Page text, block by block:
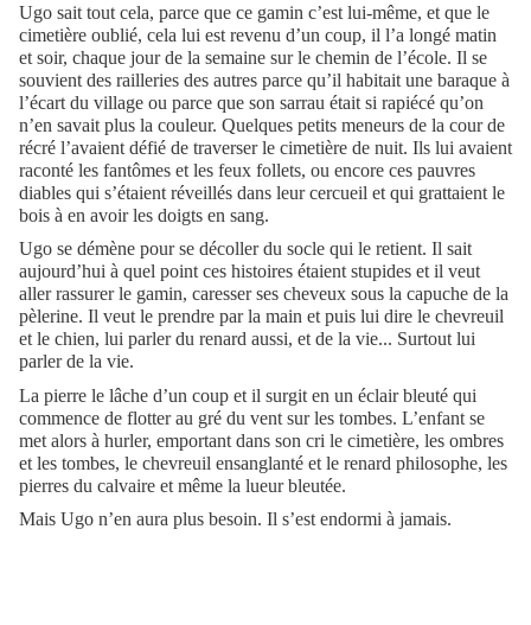
Ugo sait tout cela, parce que ce gamin c’est lui-même, et que le
cimetière oublié, cela lui est revenu d’un coup, il l’a longé matin
et soir, chaque jour de la semaine sur le chemin de l’école. Il se
souvient des railleries des autres parce qu’il habitait une baraque à
l’écart du village ou parce que son sarrau était si rapiécé qu’on
n’en savait plus la couleur. Quelques petits meneurs de la cour de
récré l’avaient défié de traverser le cimetière de nuit. Ils lui avaient
raconté les fantômes et les feux follets, ou encore ces pauvres
diables qui s’étaient réveillés dans leur cercueil et qui grattaient le
bois à en avoir les doigts en sang.
Ugo se démène pour se décoller du socle qui le retient. Il sait
aujourd’hui à quel point ces histoires étaient stupides et il veut
aller rassurer le gamin, caresser ses cheveux sous la capuche de la
pèlerine. Il veut le prendre par la main et puis lui dire le chevreuil
et le chien, lui parler du renard aussi, et de la vie... Surtout lui
parler de la vie.
La pierre le lâche d’un coup et il surgit en un éclair bleuté qui
commence de flotter au gré du vent sur les tombes. L’enfant se
met alors à hurler, emportant dans son cri le cimetière, les ombres
et les tombes, le chevreuil ensanglanté et le renard philosophe, les
pierres du calvaire et même la lueur bleutée.
Mais Ugo n’en aura plus besoin. Il s’est endormi à jamais.